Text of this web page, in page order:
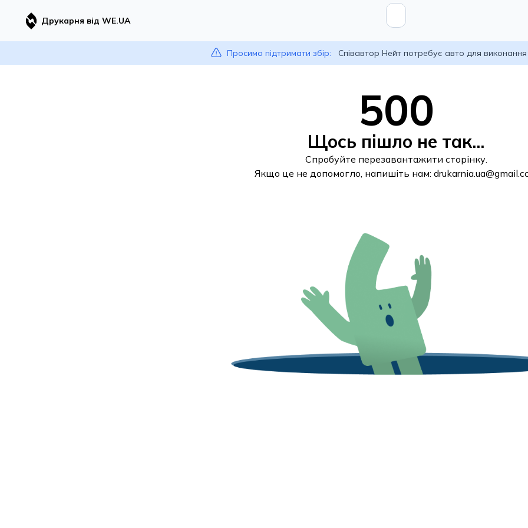
Друкарня від WE.UA
Просимо підтримати збір: Співавтор Нейт потребує авто для
500
Щось пішло не так...
Спробуйте перезавантажити сторінку.
Якщо це не допомогло, напишіть нам: